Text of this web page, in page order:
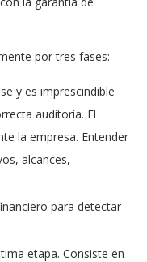
por tres fases:
y es imprescindible
auditoría. El
la empresa. Entender
alcances,
para detectar
etapa. Consiste en